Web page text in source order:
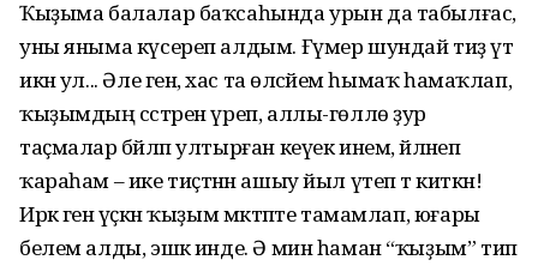
Ҡыҙыма балалар баҡсаһында урын да табылғас,
уны яныма күсереп алдым. Ғүмер шундай тиҙ үтә
икән ул... Әле генә, хас та өләсәйем һымаҡ һамаҡлап,
ҡыҙымдың сәстәрен үреп, аллы-гөллө ҙур
таҫмалар бәйләп ултырған кеүек инем, әйләнеп
ҡараһам – ике тиҫтәнән ашыу йыл үтеп тә киткән!
Иркә генә үҫкән ҡыҙым мәктәпте тамамлап, юғары
белем алды, эшкә инде. Ә мин һаман “ҡыҙым” тип